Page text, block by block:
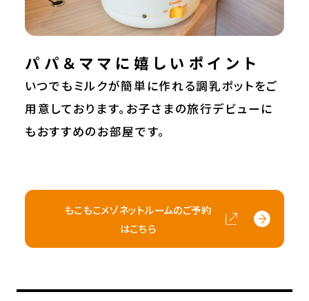
パパ＆ママに嬉しいポイント
いつでもミルクが簡単に作れる調乳ポットをご
用意しております。お子さまの旅行デビューに
もおすすめのお部屋です。
もこもこメゾネットルームのご予約
はこちら